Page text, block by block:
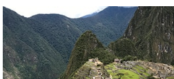
- Salidas: Diarias
- Ruta: 2 noches Lima, 2 noches
1noche Aguas Calientes y 1noche
- Categoría hotelera: A elegir
- Régimen: 6 desayunos y